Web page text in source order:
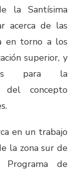
la Santísima
acerca de las
en torno a los
superior, y
para la
del concepto
en un trabajo
la zona sur de
de